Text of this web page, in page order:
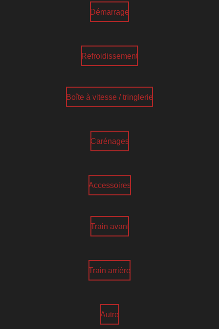
Démarrage
Refroidissement
Boîte à vitesse / tringlerie
Carénages
Accessoires
Train avant
Train arrière
Autre